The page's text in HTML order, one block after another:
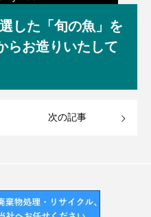
した「旬の魚」を
らお造りいたして
次の記事